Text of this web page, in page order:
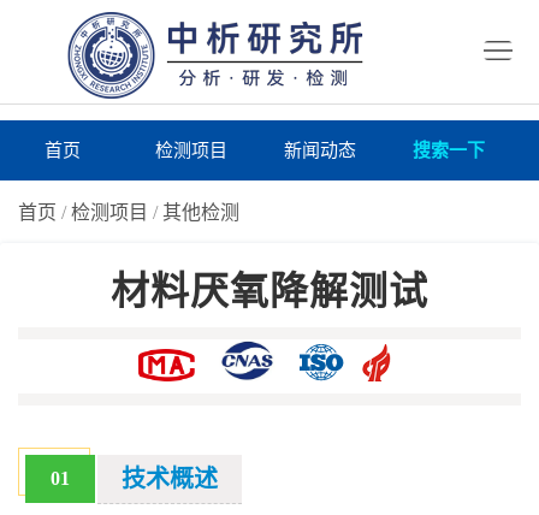
首页 检测项目 新闻动态 搜索一下
首页 /检测项目 /其他检测
材料厌氧降解测试
01 技术概述